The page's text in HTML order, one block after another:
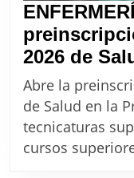
2026 de
Abre la
de Salud en la
tecnicaturas
cursos